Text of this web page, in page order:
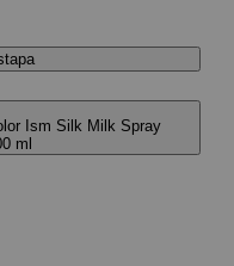
Ism Silk Milk Spray
ml